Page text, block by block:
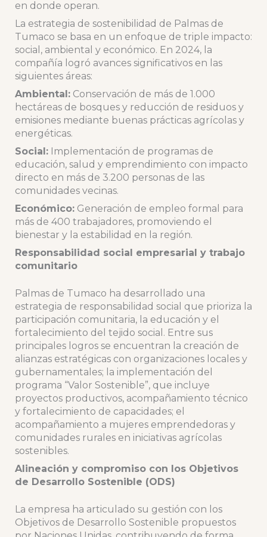
en donde operan.
La estrategia de sostenibilidad de Palmas de
Tumaco se basa en un enfoque de triple impacto:
social, ambiental y económico. En 2024, la
compañía logró avances significativos en las
siguientes áreas:
Ambiental:Conservación de más de 1.000
hectáreas de bosques y reducción de residuos y
emisiones mediante buenas prácticas agrícolas y
energéticas.
Social:Implementación de programas de
educación, salud y emprendimiento con impacto
directo en más de 3.200 personas de las
comunidades vecinas.
Económico:Generación de empleo formal para
más de 400 trabajadores, promoviendo el
bienestar y la estabilidad en la región.
Responsabilidad social empresarial y trabajo
comunitario
Palmas de Tumaco ha desarrollado una
estrategia de responsabilidad social que prioriza la
participación comunitaria, la educación y el
fortalecimiento del tejido social. Entre sus
principales logros se encuentran la creación de
alianzas estratégicas con organizaciones locales y
gubernamentales; la implementación del
programa “Valor Sostenible”, que incluye
proyectos productivos, acompañamiento técnico
y fortalecimiento de capacidades; el
acompañamiento a mujeres emprendedoras y
comunidades rurales en iniciativas agrícolas
sostenibles.
Alineación y compromiso con los Objetivos
de Desarrollo Sostenible (ODS)
La empresa ha articulado su gestión con los
Objetivos de Desarrollo Sostenible propuestos